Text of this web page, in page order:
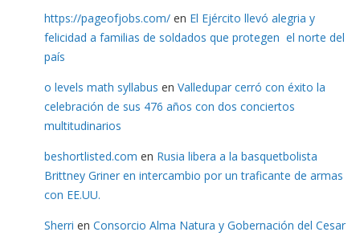
https://pageofjobs.com/ en El Ejército llevó alegria y
felicidad a familias de soldados que protegen el norte del
país
o levels math syllabus en Valledupar cerró con éxito la
celebración de sus 476 años con dos conciertos
multitudinarios
beshortlisted.com en Rusia libera a la basquetbolista
Brittney Griner en intercambio por un traficante de armas
con EE.UU.
Sherri en Consorcio Alma Natura y Gobernación del Cesar